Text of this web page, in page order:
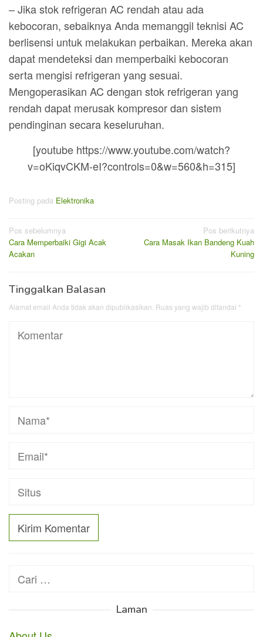
– Jika stok refrigeran AC rendah atau ada
kebocoran, sebaiknya Anda memanggil teknisi AC
berlisensi untuk melakukan perbaikan. Mereka akan
dapat mendeteksi dan memperbaiki kebocoran
serta mengisi refrigeran yang sesuai.
Mengoperasikan AC dengan stok refrigeran yang
rendah dapat merusak kompresor dan sistem
pendinginan secara keseluruhan.
[youtube https://www.youtube.com/watch?
v=oKiqvCKM-eI?controls=0&w=560&h=315]
Posting pada Elektronika
Navigasi
pos
Pos sebelumnya
Cara Memperbaiki Gigi Acak
Acakan
Pos berikutnya
Cara Masak Ikan Bandeng Kuah
Kuning
Tinggalkan Balasan
Alamat email Anda tidak akan dipublikasikan. Ruas yang wajib ditandai *
Cari
Laman